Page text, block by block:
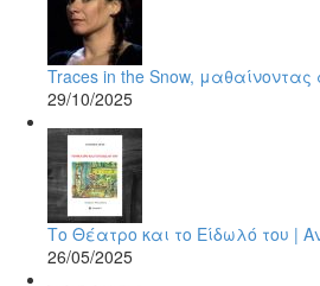
Traces in the Snow,
29/10/2025
Το Θέατρο και το Είδωλό του |
26/05/2025